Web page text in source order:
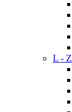
L - Z